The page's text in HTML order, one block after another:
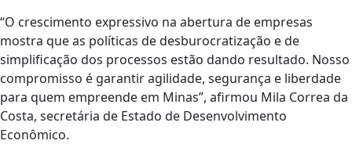
“O crescimento expressivo na abertura de empresas
mostra que as políticas de desburocratização e de
simplificação dos processos estão dando resultado. Nosso
compromisso é garantir agilidade, segurança e liberdade
para quem empreende em Minas”, afirmou Mila Correa da
Costa, secretária de Estado de Desenvolvimento
Econômico.